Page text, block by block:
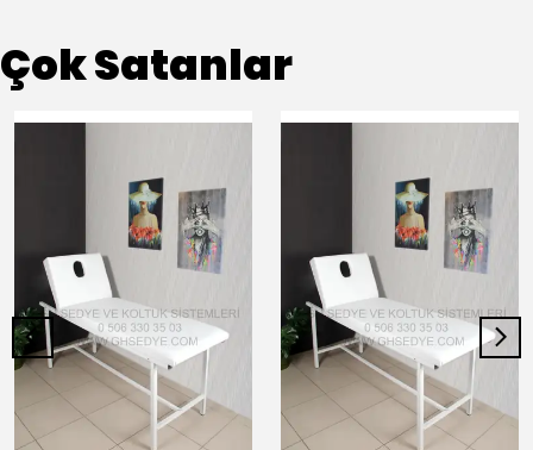
Çok Satanlar